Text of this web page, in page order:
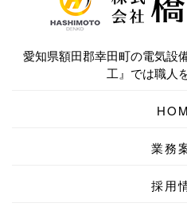
愛知県額田郡幸田町の電気設
工』では職人
業務
採用